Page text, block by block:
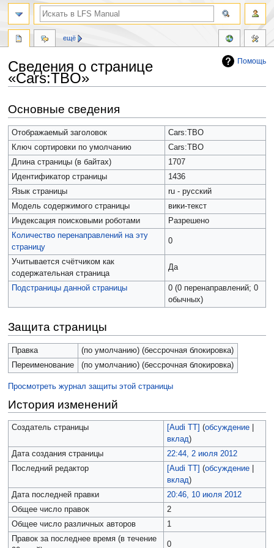
Помощь
Сведения о странице
«Cars:TBO»
к
навигации
к
поиску
Основные сведения
Отображаемый заголовок
Cars:TBO
Ключ сортировки по умолчанию
Cars:TBO
Длина страницы (в байтах)
1707
Идентификатор страницы
1436
Язык страницы
ru - русский
Модель содержимого страницы
вики-текст
Индексация поисковыми роботами
Разрешено
Количество перенаправлений на эту
страницу
0
Учитывается счётчиком как
содержательная страница
Да
Подстраницы данной страницы
0 (0 перенаправлений; 0
обычных)
Защита страницы
Правка
(по умолчанию) (бессрочная блокировка)
Переименование
(по умолчанию) (бессрочная блокировка)
Просмотреть журнал защиты этой страницы
История изменений
Создатель страницы [Audi TT] (обсуждение|
вклад)
Дата создания страницы
22:44, 2 июля 2012
Последний редактор
[Audi TT] (обсуждение|
вклад)
Дата последней правки
20:46, 10 июля 2012
Общее число правок
2
Общее число различных авторов
1
Правок за последнее время (в течение
0
ещё